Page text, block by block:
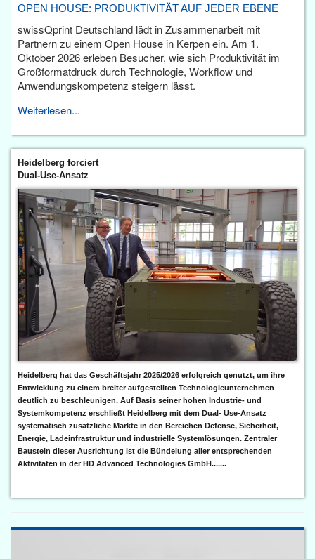
OPEN HOUSE: PRODUKTIVITÄT AUF JEDER EBENE
swissQprint Deutschland lädt in Zusammenarbeit mit
Partnern zu einem Open House in Kerpen ein. Am 1.
Oktober 2026 erleben Besucher, wie sich Produktivität im
Großformatdruck durch Technologie, Workflow und
Anwendungskompetenz steigern lässt.
Weiterlesen...
Heidelberg forciert
Dual-Use-Ansatz
Heidelberg hat das Geschäftsjahr 2025/2026 erfolgreich genutzt, um ihre
Entwicklung zu einem breiter aufgestellten Technologieunternehmen
deutlich zu beschleunigen. Auf Basis seiner hohen Industrie- und
Systemkompetenz erschließt Heidelberg mit dem Dual- Use-Ansatz
systematisch zusätzliche Märkte in den Bereichen Defense, Sicherheit,
Energie, Ladeinfrastruktur und industrielle Systemlösungen. Zentraler
Baustein dieser Ausrichtung ist die Bündelung aller entsprechenden
Aktivitäten in der HD Advanced Technologies GmbH.......